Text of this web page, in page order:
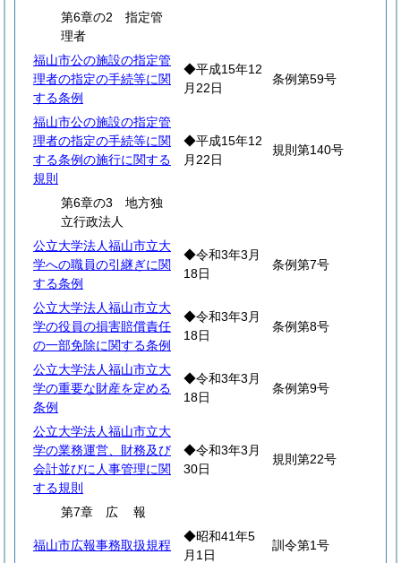
第6章の2 指定管
理者
福山市公の施設の指定管
理者の指定の手続等に関
する条例
◆平成15年12
月22日
条例第59号
福山市公の施設の指定管
理者の指定の手続等に関
する条例の施行に関する
規則
◆平成15年12
月22日
規則第140号
第6章の3 地方独
立行政法人
公立大学法人福山市立大
学への職員の引継ぎに関
する条例
◆令和3年3月
18日
条例第7号
公立大学法人福山市立大
学の役員の損害賠償責任
の一部免除に関する条例
◆令和3年3月
18日
条例第8号
公立大学法人福山市立大
学の重要な財産を定める
条例
◆令和3年3月
18日
条例第9号
公立大学法人福山市立大
学の業務運営、財務及び
会計並びに人事管理に関
する規則
◆令和3年3月
30日
規則第22号
第7章 広報
福山市広報事務取扱規程
◆昭和41年5
月1日
訓令第1号